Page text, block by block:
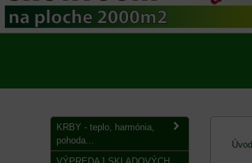
Úvod
KRBY - teplo, harmónia,
pohoda...